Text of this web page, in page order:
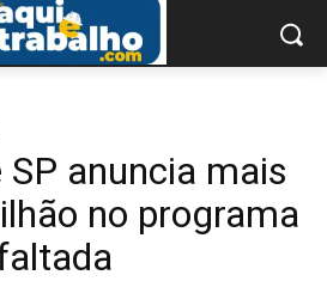
SP anuncia mais
no programa